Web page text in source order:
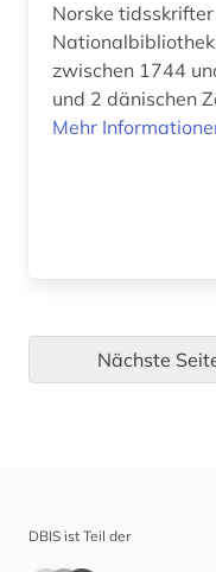
Norske
zwischen 1744
und 2 dänischen
Mehr
Nächste
DBIS ist Teil der